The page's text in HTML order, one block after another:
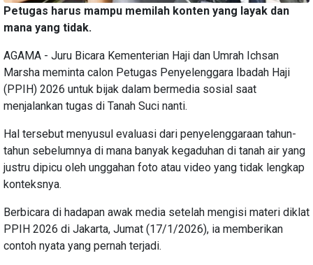
Petugas harus mampu memilah konten yang layak dan
mana yang tidak.
AGAMA - Juru Bicara Kementerian Haji dan Umrah Ichsan
Marsha meminta calon Petugas Penyelenggara Ibadah Haji
(PPIH) 2026 untuk bijak dalam bermedia sosial saat
menjalankan tugas di Tanah Suci nanti.
Hal tersebut menyusul evaluasi dari penyelenggaraan tahun-
tahun sebelumnya di mana banyak kegaduhan di tanah air yang
justru dipicu oleh unggahan foto atau video yang tidak lengkap
konteksnya.
Berbicara di hadapan awak media setelah mengisi materi diklat
PPIH 2026 di Jakarta, Jumat (17/1/2026), ia memberikan
contoh nyata yang pernah terjadi.